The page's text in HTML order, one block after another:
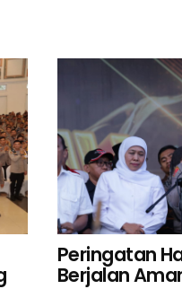
Peringatan
Berjalan